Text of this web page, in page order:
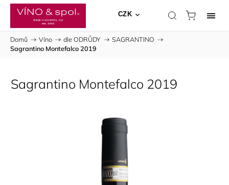
CZK
Domů / Víno / dle ODRŮDY / SAGRANTINO /
Sagrantino Montefalco 2019
Sagrantino Montefalco 2019